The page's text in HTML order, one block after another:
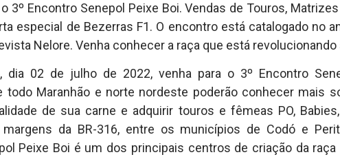
3º Encontro Senepol Peixe Boi. Vendas de Touros,
especial de Bezerras F1. O encontro está catalogado no
Nelore. Venha conhecer a raça que está revolucionando
dia 02 de julho de 2022, venha para o 3º Encontro
todo Maranhão e norte nordeste poderão conhecer mais
de sua carne e adquirir touros e fêmeas PO,
margens da BR-316, entre os municípios de Codó e
Peixe Boi é um dos principais centros de criação da raça